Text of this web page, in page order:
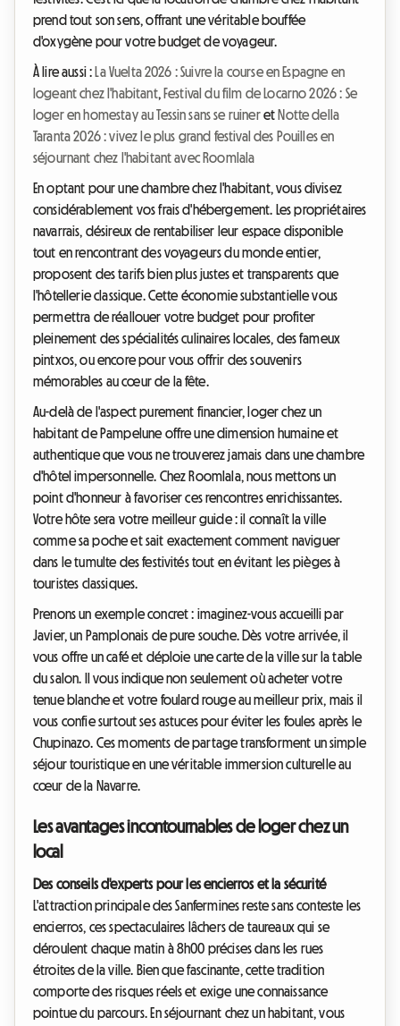
prend tout son sens, offrant une véritable bouffée
d'oxygène pour votre budget de voyageur.
À lire aussi : La Vuelta 2026 : Suivre la course en Espagne en
logeant chez l'habitant, Festival du film de Locarno 2026 : Se
loger en homestay au Tessin sans se ruineret Notte della
Taranta 2026 : vivez le plus grand festival des Pouilles en
séjournant chez l'habitant avec Roomlala
En optant pour une chambre chez l'habitant, vous divisez
considérablement vos frais d'hébergement. Les propriétaires
navarrais, désireux de rentabiliser leur espace disponible
tout en rencontrant des voyageurs du monde entier,
proposent des tarifs bien plus justes et transparents que
l'hôtellerie classique. Cette économie substantielle vous
permettra de réallouer votre budget pour profiter
pleinement des spécialités culinaires locales, des fameux
pintxos, ou encore pour vous offrir des souvenirs
mémorables au cœur de la fête.
Au-delà de l'aspect purement financier, loger chez un
habitant de Pampelune offre une dimension humaine et
authentique que vous ne trouverez jamais dans une chambre
d'hôtel impersonnelle. Chez Roomlala, nous mettons un
point d'honneur à favoriser ces rencontres enrichissantes.
Votre hôte sera votre meilleur guide : il connaît la ville
comme sa poche et sait exactement comment naviguer
dans le tumulte des festivités tout en évitant les pièges à
touristes classiques.
Prenons un exemple concret : imaginez-vous accueilli par
Javier, un Pamplonais de pure souche. Dès votre arrivée, il
vous offre un café et déploie une carte de la ville sur la table
du salon. Il vous indique non seulement où acheter votre
tenue blanche et votre foulard rouge au meilleur prix, mais il
vous confie surtout ses astuces pour éviter les foules après le
Chupinazo. Ces moments de partage transforment un simple
séjour touristique en une véritable immersion culturelle au
cœur de la Navarre.
Les avantages incontournables de loger chez un
local
Des conseils d'experts pour les encierros et la sécurité
L'attraction principale des Sanfermines reste sans conteste les
encierros, ces spectaculaires lâchers de taureaux qui se
déroulent chaque matin à 8h00 précises dans les rues
étroites de la ville. Bien que fascinante, cette tradition
comporte des risques réels et exige une connaissance
pointue du parcours. En séjournant chez un habitant, vous